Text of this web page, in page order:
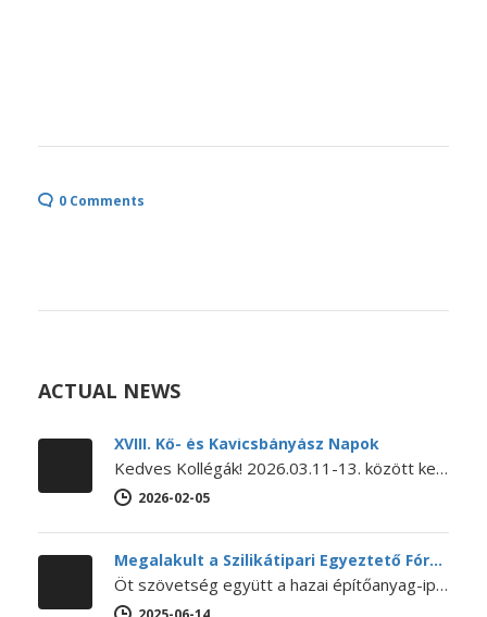
0 Comments
ACTUAL NEWS
XVIII. Kő- és Kavicsbányász Napok
Kedves Kollégák! 2026.03.11-13. között kerül megrendezésre a XVIII. KŐ- ÉS KAVICSBÁNYÁSZ NAPOK KONFERENCIA. A konferencia MEGHÍVÓJA és PROGRAMJA letölthető itt.…
2026-02-05
Megalakult a Szilikátipari Egyeztető Fórum
Öt szövetség együtt a hazai építőanyag-ipar jövőjéért – Megalakult a Szilikátipari Egyeztető Fórum 2025. június 12-én megalakult a Szilikátipari Egyeztető Fórum…